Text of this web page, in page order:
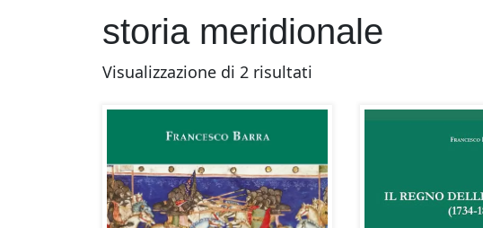
storia meridionale
Visualizzazione di 2 risultati
più
recente